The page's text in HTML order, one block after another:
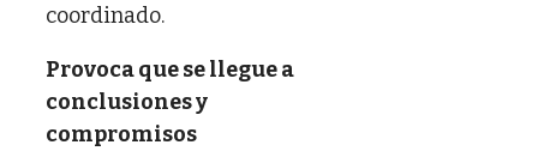
coordinado.
Provoca que se llegue a
conclusiones y
compromisos